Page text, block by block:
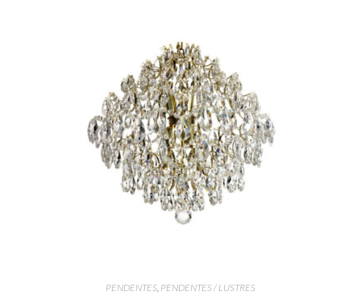
PENDENTES, PENDENTES / LUSTRES